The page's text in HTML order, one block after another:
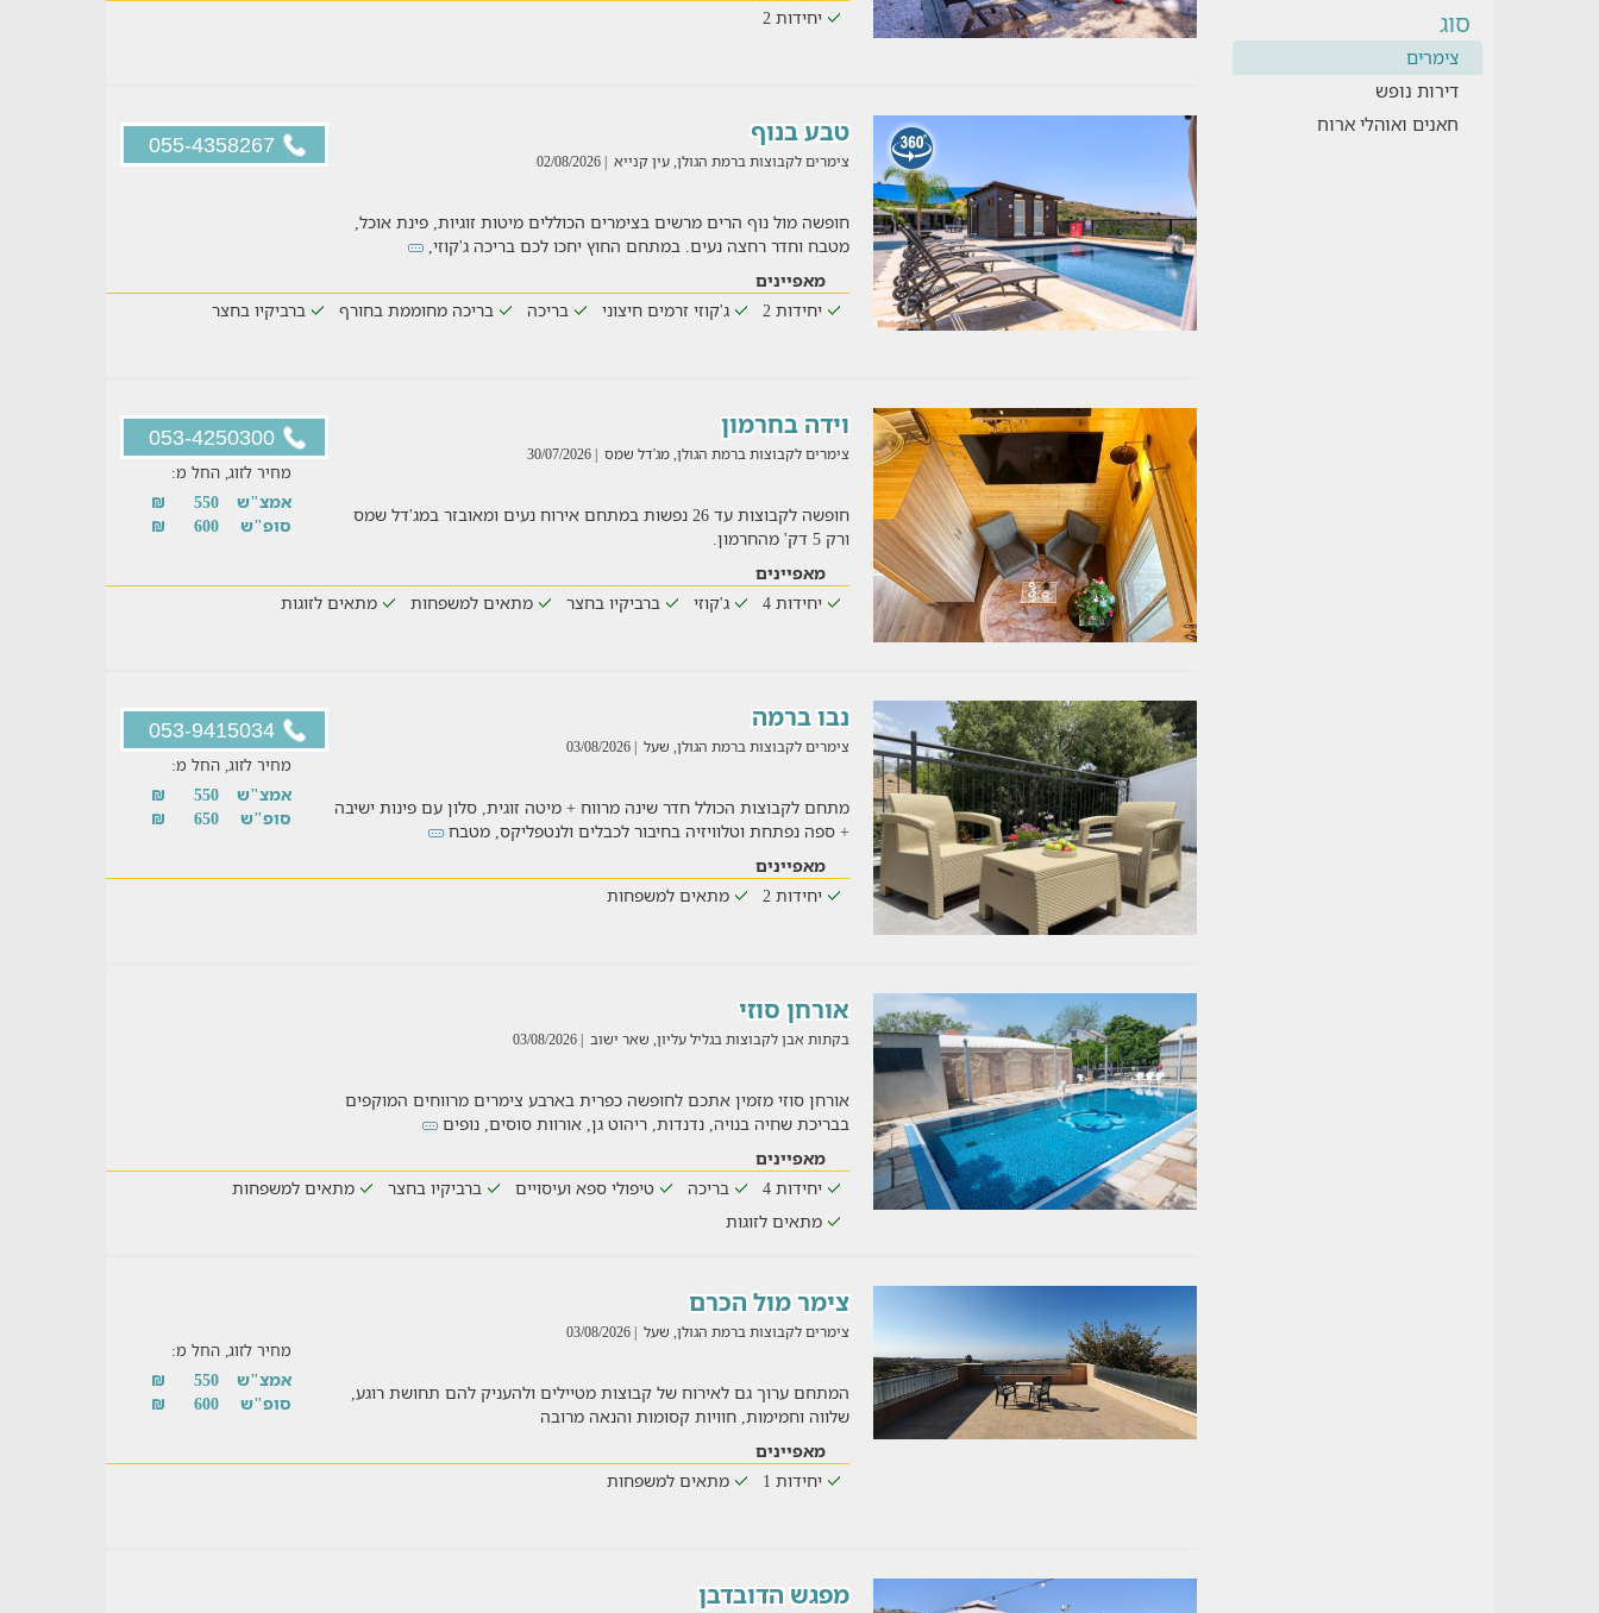
סוג
צימרים
דירות נופש
חאנים ואוהלי ארוח
יחידות 2
055-4358267 טבע בנוף
צימרים לקבוצות ברמת הגולן, עין קנייא | 02/08/2026
חופשה מול נוף הרים מרשים בצימרים הכוללים מיטות זוגיות, פינת אוכל,
מטבח וחדר רחצה נעים. במתחם החוץ יחכו לכם בריכה ג'קוזי,
מאפיינים
יחידות 2
ג'קוזי זרמים חיצוני בריכה בריכה מחוממת בחורף ברביקיו בחצר
053-4250300 וידה בחרמון
צימרים לקבוצות ברמת הגולן, מג'דל שמס | 30/07/2026
חופשה לקבוצות עד 26 נפשות במתחם אירוח נעים ומאובזר במג'דל שמס
ורק 5 דק' מהחרמון.
מחיר לזוג, החל מ:
אמצ"ש 550
₪
סופ"ש
600
₪
מאפיינים
יחידות 4
ג'קוזי ברביקיו בחצר מתאים למשפחות מתאים לזוגות
053-9415034 נבו ברמה
צימרים לקבוצות ברמת הגולן, שעל | 03/08/2026
מתחם לקבוצות הכולל חדר שינה מרווח + מיטה זוגית, סלון עם פינות ישיבה
+ ספה נפתחת וטלוויזיה בחיבור לכבלים ולנטפליקס, מטבח
מחיר לזוג, החל מ:
אמצ"ש 550
₪
סופ"ש
650
₪
מאפיינים
יחידות 2
מתאים למשפחות
אורחן סוזי
בקתות אבן לקבוצות בגליל עליון, שאר ישוב | 03/08/2026
אורחן סוזי מזמין אתכם לחופשה כפרית בארבע צימרים מרווחים המוקפים
בבריכת שחיה בנויה, נדנדות, ריהוט גן, אורוות סוסים, נופים
מאפיינים
יחידות 4
בריכה טיפולי ספא ועיסויים ברביקיו בחצר
מתאים למשפחות
מתאים לזוגות
צימר מול הכרם
צימרים לקבוצות ברמת הגולן, שעל | 03/08/2026
המתחם ערוך גם לאירוח של קבוצות מטיילים ולהעניק להם תחושת רוגע,
שלווה וחמימות, חוויות קסומות והנאה מרובה
מחיר לזוג, החל מ:
אמצ"ש 550
₪
סופ"ש
600
₪
מאפיינים
יחידות 1
מתאים למשפחות
מפגש הדובדבן